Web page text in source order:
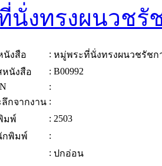
นั่งทรงผนวช
นังสือ : หมู่พระที่นั่งทรงผนวชรัช
หนังสือ
: B00992
:
กจากงาน :
มพ์
: 2503
กพิมพ์
:
: ปกอ่อน